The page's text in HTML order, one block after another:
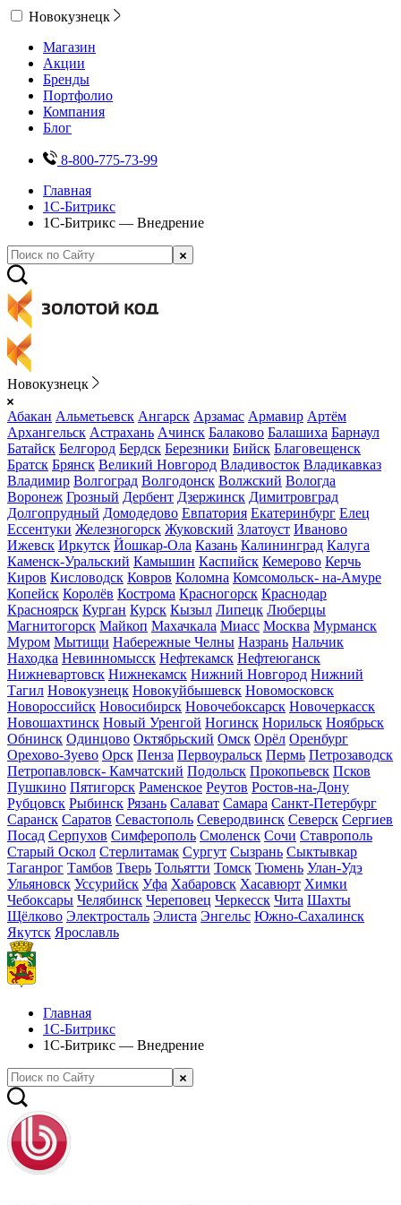
Новокузнецк
Магазин
Акции
Бренды
Портфолио
Компания
Блог
8-800-775-73-99
Главная
1С-Битрикс
1С-Битрикс — Внедрение
Новокузнецк
Абакан Альметьевск Ангарск Арзамас Армавир Артём
Архангельск Астрахань Ачинск Балаково Балашиха Барнаул
Батайск Белгород Бердск Березники Бийск Благовещенск
Братск Брянск Великий Новгород Владивосток Владикавказ
Владимир Волгоград Волгодонск Волжский Вологда
Воронеж Грозный Дербент Дзержинск Димитровград
Долгопрудный Домодедово Евпатория Екатеринбург Елец
Ессентуки Железногорск Жуковский Златоуст Иваново
Ижевск Иркутск Йошкар-Ола Казань Калининград Калуга
Каменск-Уральский Камышин Каспийск Кемерово Керчь
Киров Кисловодск Ковров Коломна Комсомольск- на-Амуре
Копейск Королёв Кострома Красногорск Краснодар
Красноярск Курган Курск Кызыл Липецк Люберцы
Магнитогорск Майкоп Махачкала Миасс Москва Мурманск
Муром Мытищи Набережные Челны Назрань Нальчик
Находка Невинномысск Нефтекамск Нефтеюганск
Нижневартовск Нижнекамск Нижний Новгород Нижний
Тагил Новокузнецк Новокуйбышевск Новомосковск
Новороссийск Новосибирск Новочебоксарск Новочеркасск
Новошахтинск Новый Уренгой Ногинск Норильск Ноябрьск
Обнинск Одинцово Октябрьский Омск Орёл Оренбург
Орехово-Зуево Орск Пенза Первоуральск Пермь Петрозаводск
Петропавловск- Камчатский Подольск Прокопьевск Псков
Пушкино Пятигорск Раменское Реутов Ростов-на-Дону
Рубцовск Рыбинск Рязань Салават Самара Санкт-Петербург
Саранск Саратов Севастополь Северодвинск Северск Сергиев
Посад Серпухов Симферополь Смоленск Сочи Ставрополь
Старый Оскол Стерлитамак Сургут Сызрань Сыктывкар
Таганрог Тамбов Тверь Тольятти Томск Тюмень Улан-Удэ
Ульяновск Уссурийск Уфа Хабаровск Хасавюрт Химки
Чебоксары Челябинск Череповец Черкесск Чита Шахты
Щёлково Электросталь Элиста Энгельс Южно-Сахалинск
Якутск Ярославль
Главная
1С-Битрикс
1С-Битрикс — Внедрение